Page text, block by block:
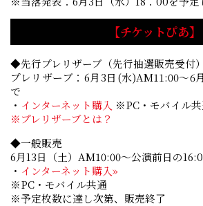
【チケットぴあ】
◆先行プレリザーブ（先行抽選販売受付）
プレリザーブ：6月3日(水)AM11:00～6
で
・ インターネット購入 ※PC・モバイル
※プレリザーブとは？
◆一般販売
6月13日（土）AM10:00～公演前日の
・ インターネット購入»
※PC・モバイル共通
※予定枚数に達し次第、販売終了